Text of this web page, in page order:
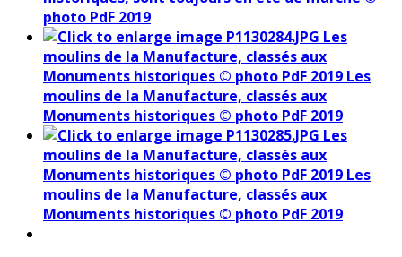
photo PdF 2019
Les
moulins de la Manufacture, classés aux
Monuments historiques © photo PdF 2019 Les
moulins de la Manufacture, classés aux
Monuments historiques © photo PdF 2019
Les
moulins de la Manufacture, classés aux
Monuments historiques © photo PdF 2019 Les
moulins de la Manufacture, classés aux
Monuments historiques © photo PdF 2019